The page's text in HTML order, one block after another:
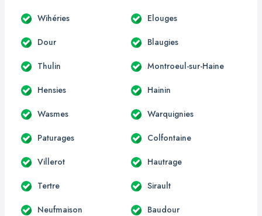
Wihéries Elouges
Dour Blaugies
Thulin Montroeul-sur-Haine
Hensies Hainin
Wasmes Warquignies
Paturages Colfontaine
Villerot Hautrage
Tertre Sirault
Neufmaison Baudour